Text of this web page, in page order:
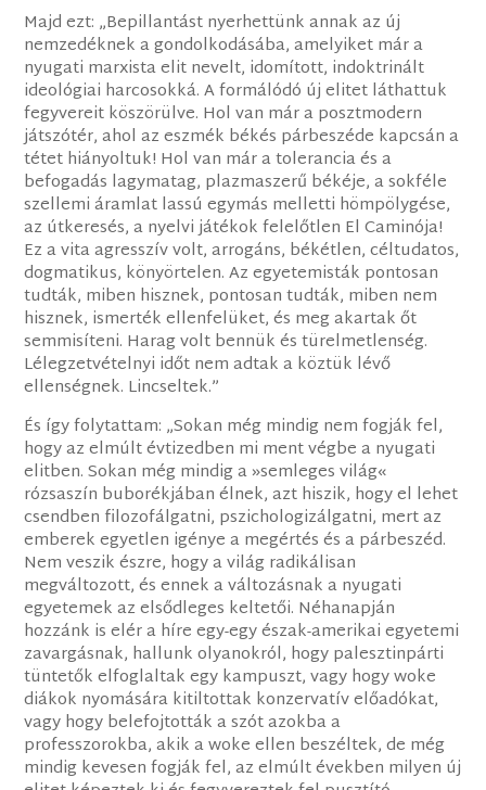
Majd ezt: „Bepillantást nyerhettünk annak az új
nemzedéknek a gondolkodásába, amelyiket már a
nyugati marxista elit nevelt, idomított, indoktrinált
ideológiai harcosokká. A formálódó új elitet láthattuk
fegyvereit köszörülve. Hol van már a posztmodern
játszótér, ahol az eszmék békés párbeszéde kapcsán a
tétet hiányoltuk! Hol van már a tolerancia és a
befogadás lagymatag, plazmaszerű békéje, a sokféle
szellemi áramlat lassú egymás melletti hömpölygése,
az útkeresés, a nyelvi játékok felelőtlen El Caminója!
Ez a vita agresszív volt, arrogáns, békétlen, céltudatos,
dogmatikus, könyörtelen. Az egyetemisták pontosan
tudták, miben hisznek, pontosan tudták, miben nem
hisznek, ismerték ellenfelüket, és meg akartak őt
semmisíteni. Harag volt bennük és türelmetlenség.
Lélegzetvételnyi időt nem adtak a köztük lévő
ellenségnek. Lincseltek.”
És így folytattam: „Sokan még mindig nem fogják fel,
hogy az elmúlt évtizedben mi ment végbe a nyugati
elitben. Sokan még mindig a »semleges világ«
rózsaszín buborékjában élnek, azt hiszik, hogy el lehet
csendben filozofálgatni, pszichologizálgatni, mert az
emberek egyetlen igénye a megértés és a párbeszéd.
Nem veszik észre, hogy a világ radikálisan
megváltozott, és ennek a változásnak a nyugati
egyetemek az elsődleges keltetői. Néhanapján
hozzánk is elér a híre egy-egy észak-amerikai egyetemi
zavargásnak, hallunk olyanokról, hogy palesztinpárti
tüntetők elfoglaltak egy kampuszt, vagy hogy woke
diákok nyomására kitiltottak konzervatív előadókat,
vagy hogy belefojtották a szót azokba a
professzorokba, akik a woke ellen beszéltek, de még
mindig kevesen fogják fel, az elmúlt években milyen új